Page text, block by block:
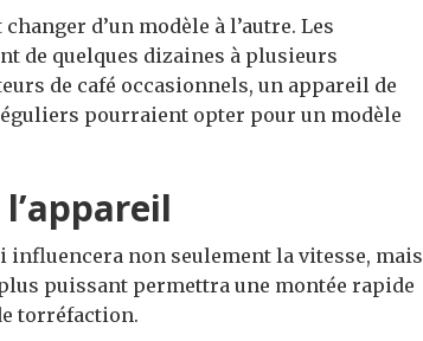
d’un modèle à l’autre. Les
de quelques dizaines à plusieurs
de café occasionnels, un appareil de
pourraient opter pour un modèle
non seulement la vitesse, mais
puissant permettra une montée rapide
torréfaction.